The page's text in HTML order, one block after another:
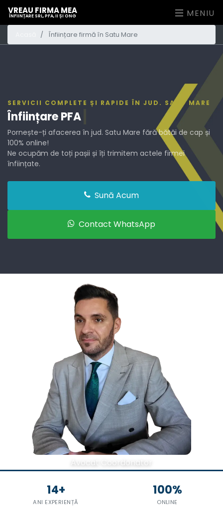
VREAU FIRMA MEA
ÎNFIINȚARE SRL, PFA, II ȘI ONG MENIU
Înființare firmă în Satu Mare
SERVICII COMPLETE ȘI RAPIDE ÎN JUD. SATU MARE
Înființare
Pornește-ți afacerea în jud. Satu Mare fără bătăi de cap și
100% online!
Ne ocupăm de toți pașii și îți trimitem actele firmei
înființate.
Sună Acum
Contact WhatsApp
Avocat Coordonator
14+
ANI EXPERIENȚĂ
100%
ONLINE